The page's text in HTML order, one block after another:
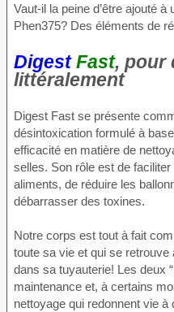
Vaut-il la peine d’être ajouté à
Phen375? Des éléments de
Digest Fast, pour
littéralement
Digest Fast se présente
désintoxication formulé à
efficacité en matière de
selles. Son rôle est de
aliments, de réduire les
débarrasser des toxines.
Notre corps est tout à fait
toute sa vie et qui se
dans sa tuyauterie! Les deux
maintenance et, à certains
nettoyage qui redonnent vie